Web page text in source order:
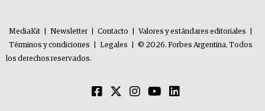
MediaKit Newsletter Contacto Valores y estándares editoriales
Términos y condiciones
Legales
© 2026. Forbes Argentina. Todos
los derechos reservados.